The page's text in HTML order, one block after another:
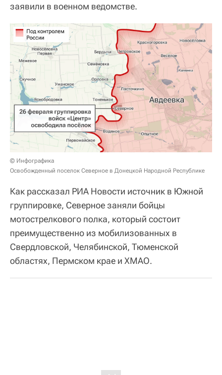
заявили в военном ведомстве.
© Инфографика
Освобожденный поселок Северное в Донецкой Народной Республике
Как рассказал РИА Новости источник в Южной
группировке, Северное заняли бойцы
мотострелкового полка, который состоит
преимущественно из мобилизованных в
Свердловской, Челябинской, Тюменской
областях, Пермском крае и ХМАО.